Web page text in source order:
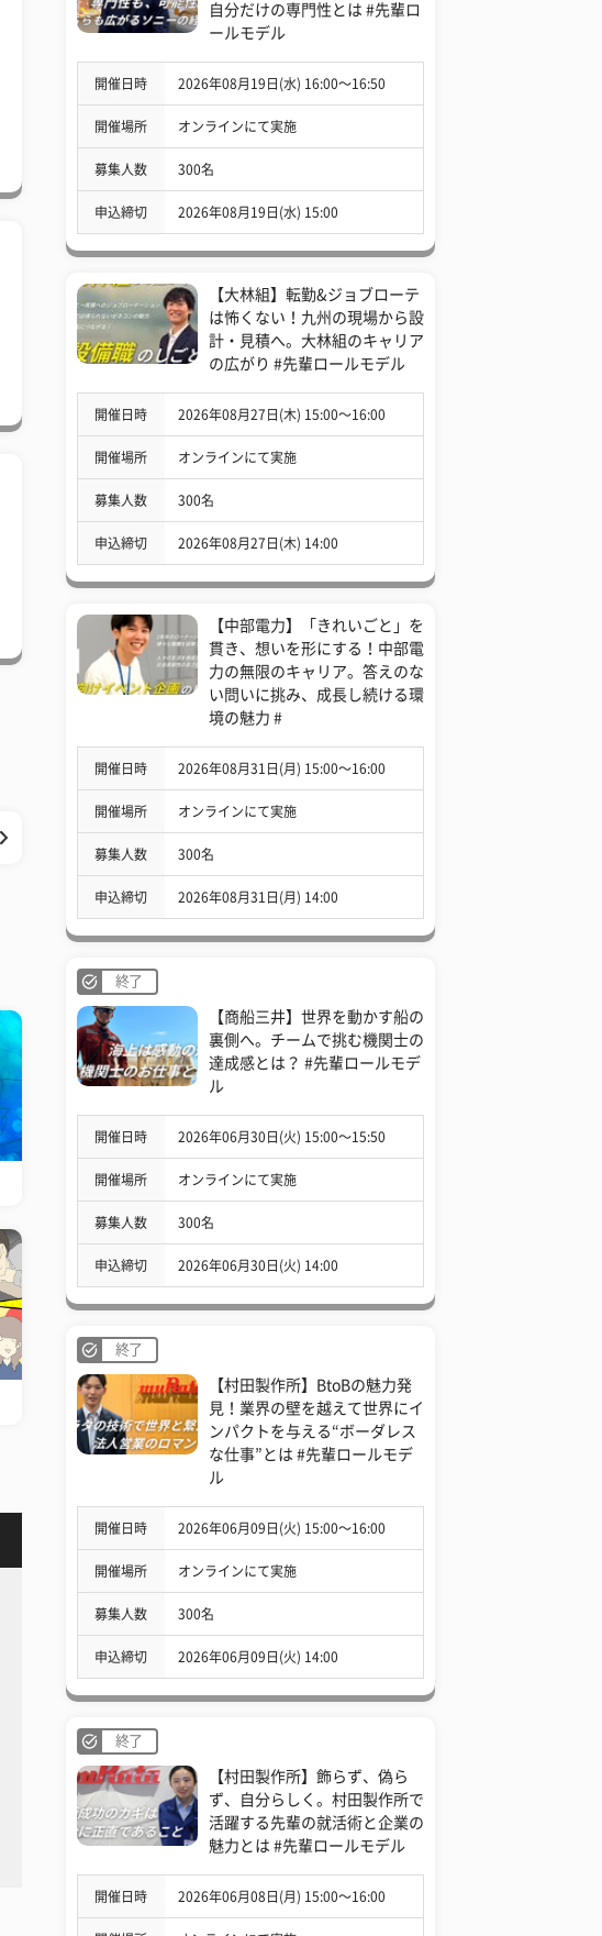
自分だけの専門性とは #先輩ロ
ールモデル
開催日時 2026年08月19日(水) 16:00〜16:50
開催場所 オンラインにて実施
募集人数 300名
申込締切 2026年08月19日(水) 15:00
【大林組】転勤&ジョブローテ
は怖くない！九州の現場から設
計・見積へ。大林組のキャリア
の広がり #先輩ロールモデル
開催日時 2026年08月27日(木) 15:00〜16:00
開催場所 オンラインにて実施
募集人数 300名
申込締切 2026年08月27日(木) 14:00
【中部電力】「きれいごと」を
貫き、想いを形にする！中部電
力の無限のキャリア。答えのな
い問いに挑み、成長し続ける環
境の魅力 #
開催日時 2026年08月31日(月) 15:00〜16:00
開催場所 オンラインにて実施
募集人数 300名
申込締切 2026年08月31日(月) 14:00
終了
【商船三井】世界を動かす船の
裏側へ。チームで挑む機関士の
達成感とは？ #先輩ロールモデ
ル
開催日時 2026年06月30日(火) 15:00〜15:50
開催場所 オンラインにて実施
募集人数 300名
申込締切 2026年06月30日(火) 14:00
終了
【村田製作所】BtoBの魅力発
見！業界の壁を越えて世界にイ
ンパクトを与える“ボーダレス
な仕事”とは #先輩ロールモデ
ル
開催日時 2026年06月09日(火) 15:00〜16:00
開催場所 オンラインにて実施
募集人数 300名
申込締切 2026年06月09日(火) 14:00
終了
【村田製作所】飾らず、偽ら
ず、自分らしく。村田製作所で
活躍する先輩の就活術と企業の
魅力とは #先輩ロールモデル
開催日時 2026年06月08日(月) 15:00〜16:00